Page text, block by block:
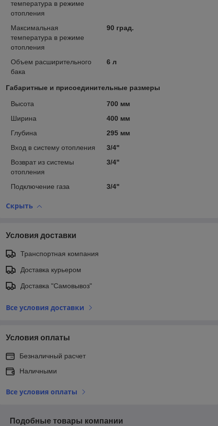
температура в режиме
отопления
Максимальная
температура в режиме
отопления
90 град.
Объем расширительного
бака
6 л
Габаритные и присоединительные размеры
Высота
700 мм
Ширина
400 мм
Глубина
295 мм
Вход в систему отопления
3/4"
Возврат из системы
отопления
3/4"
Подключение газа 3/4"
Скрыть
Условия доставки
Транспортная компания
Доставка курьером
Доставка "Самовывоз"
Все условия доставки
Условия оплаты
Безналичный расчет
Наличными
Все условия оплаты
Подобные товары компании